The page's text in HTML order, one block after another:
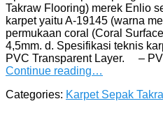
Takraw Flooring) merek Enlio
karpet yaitu A-19145 (warna
permukaan coral (Coral
4,5mm. d. Spesifikasi teknis
PVC Transparent Layer. –
Continue reading…
Categories: Karpet Sepak